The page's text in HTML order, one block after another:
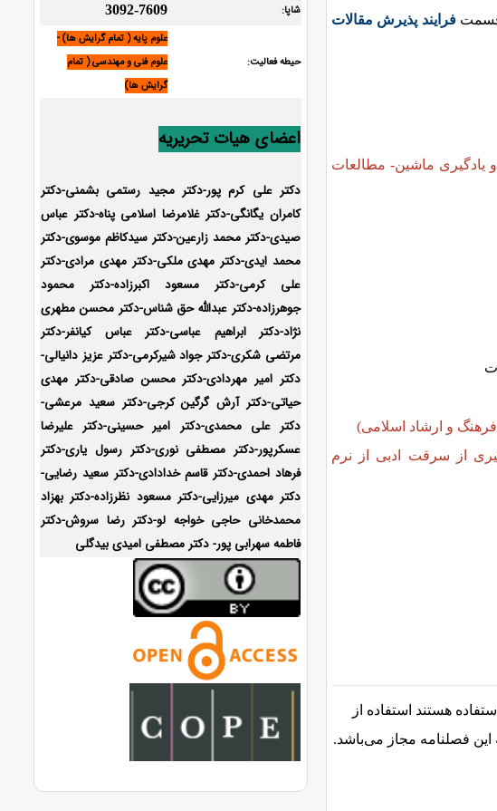
قسمتفرایند پذیرش مقالات
ماشین- مطالعات
از سرقت ادبی از نرم
هستند استفاده از
شاپا: 3092-7609
حیطه فعالیت:
علوم پایه ( تمام گرایش ها) -
علوم فنی و مهندسی ( تمام
گرایش ها)
اعضای هیات تحریریه
دکتر علی کرم پور-دکتر مجید رستمی بشمنی-دکتر
کامران یگانگی-دکتر غلامرضا اسلامی پناه-دکتر عباس
صیدی-دکتر محمد زارعین-دکتر سیدکاظم موسوی-دکتر
محمد ایدی-دکتر مهدی ملکی-دکتر مهدی مرادی-دکتر
علی کرمی-دکتر مسعود اکبرزاده-دکتر محمود
جوهرزاده-دکتر عبدالله حق شناس-دکتر محسن مطهری
نژاد-دکتر ابراهیم عباسی-دکتر عباس کیانفر-دکتر
مرتضی شکری-دکتر جواد شیرکرمی-دکتر عزیز دانیالی-
دکتر امیر مهردادی-دکتر محسن صادقی-دکتر مهدی
حیاتی-دکتر آرش گرگین کرجی-دکتر سعید مرعشی-
دکتر علی محمدی-دکتر امیر حسینی-دکتر علیرضا
عسکرپور-دکتر مصطفی نوری-دکتر رسول یاری-دکتر
فرهاد احمدی-دکتر قاسم خدادادی-دکتر سعید رضایی-
دکتر مهدی میرزایی-دکتر مسعود نظرزاده-دکتر بهزاد
محمدخانی حاجی خواجه لو-دکتر رضا سروش-دکتر
فاطمه سهرابی پور- دکتر مصطفی امیدی بیدگلی